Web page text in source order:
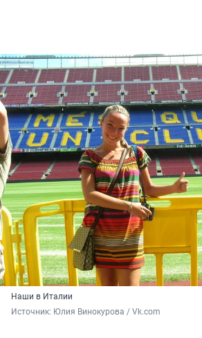
Наши в Италии
Источник: Юлия Винокурова / Vk.com